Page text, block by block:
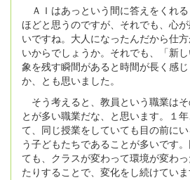
ＡＩはあっという間に答えをくれ
ほどと思うのですが、それでも、心
いですね。大人になったんだから仕
いからでしょうか。それでも、「新
象を残す瞬間があると時間が長く感
か、とも思いました。
そう考えると、教員という職業は
とが多い職業だな、と思います。１
て、同じ授業をしていても目の前に
う子どもたちであることが多いです
ても、クラスが変わって環境が変わ
たりすることで、変化をし続けていま